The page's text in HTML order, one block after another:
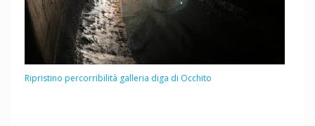
Ripristino percorribilità galleria diga di Occhito